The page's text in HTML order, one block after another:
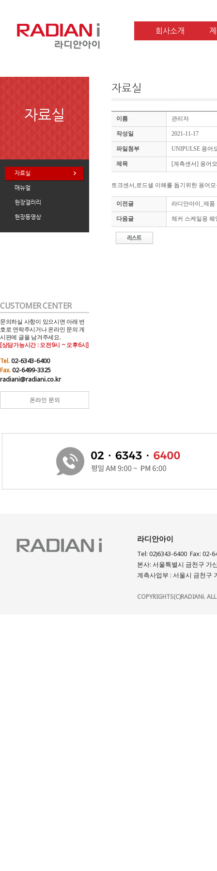
회사소개
자료실
자료실
매뉴얼
현장갤러리
현장동영상
CUSTOMER CENTER
문의하실 사항이 있으시면 아래 번
호로 연락주시거나 온라인 문의 게
시판에 글을 남겨주세요.
[상담가능시간 : 오전9시 ~ 오후6시]
Tel.02-6343-6400
Fax.02-6499-3325
radiani@radiani.co.kr
온라인 문의
자료실
이름 관리자
작성일 2021-11-17
파일첨부 UNIPULSE 용어
제목 [계측센서] 용어
토크센서,로드셀 이해를 돕기위한 용어
이전글 라디안아이_제
다음글 체커 스케일용 웨
라디안아이
Tel: 02)6343-6400 Fax:
본사: 서울특별시 금천구 가
계측사업부 : 서울시 금천구
COPYRIGHTS(C)RADIANi. ALL